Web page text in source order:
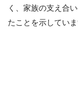
く、家族の支え合
たことを示していま